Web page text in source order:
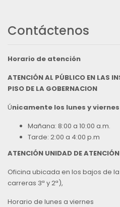
Contáctenos
Horario de atención
ATENCIÓN AL PÚBLICO EN LAS
PISO DE LA GOBERNACION
Únicamente los lunes y viernes
Mañana: 8:00 a 10:00 a.m.
Tarde: 2:00 a 4:00 p.m
ATENCIÓN UNIDAD DE
Oficina ubicada en los bajos de
carreras 3ª y 2ª),
Horario de lunes a viernes